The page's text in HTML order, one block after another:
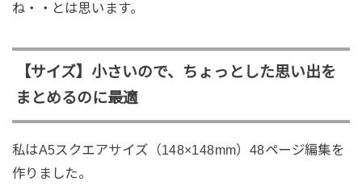
ね・・とは思います。
【サイズ】小さいので、ちょっとした思い出を
まとめるのに最適
私はA5スクエアサイズ（148×148mm）48ページ編集を
作りました。